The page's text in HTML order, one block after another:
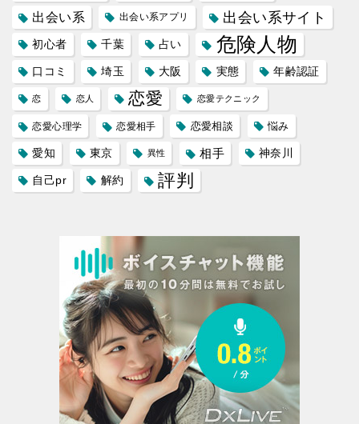
出会い系 出会い系アプリ 出会い系サイト
初心者 千葉 占い 危険人物
口コミ 埼玉 大阪 実態 年齢認証
恋 恋人 恋愛 恋愛テクニック
恋愛心理学 恋愛相手 恋愛相談 悩み
愛知 東京 異性 相手 神奈川
自己pr 解約 評判